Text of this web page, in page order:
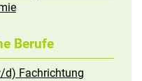
Berufe
d) Fachrichtung